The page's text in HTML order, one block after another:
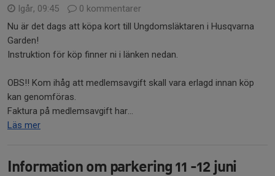
Igår, 09:45
0 kommentarer
Nu är det dags att köpa kort till Ungdomsläktaren i Husqvarna
Garden!
Instruktion för köp finner ni i länken nedan.
OBS!! Kom ihåg att medlemsavgift skall vara erlagd innan köp
kan genomföras.
Faktura på medlemsavgift har...
Läs mer
Information om parkering 11 -12 juni